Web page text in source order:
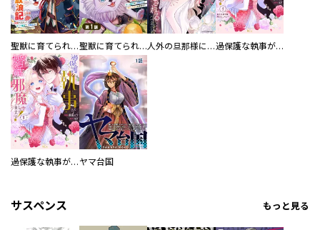
聖獣に育てられた少年の異世界ゆるり放浪記～神様からもらったチート魔法で、仲間たちとスローライフを満喫中～ 聖獣に育てられた少年の異世界ゆるり放浪記～神様からもらったチート魔法で、仲間たちとスローライフを満喫中～【分冊版】 人外の旦那様に娶られ毎晩ナカまで愛される…。アンソロジー 過保護な執事が私の婚活を邪魔してきます！ 分冊版
過保護な執事が私の婚活を邪魔してきます！ ヤマ台国
サスペンス もっと見る